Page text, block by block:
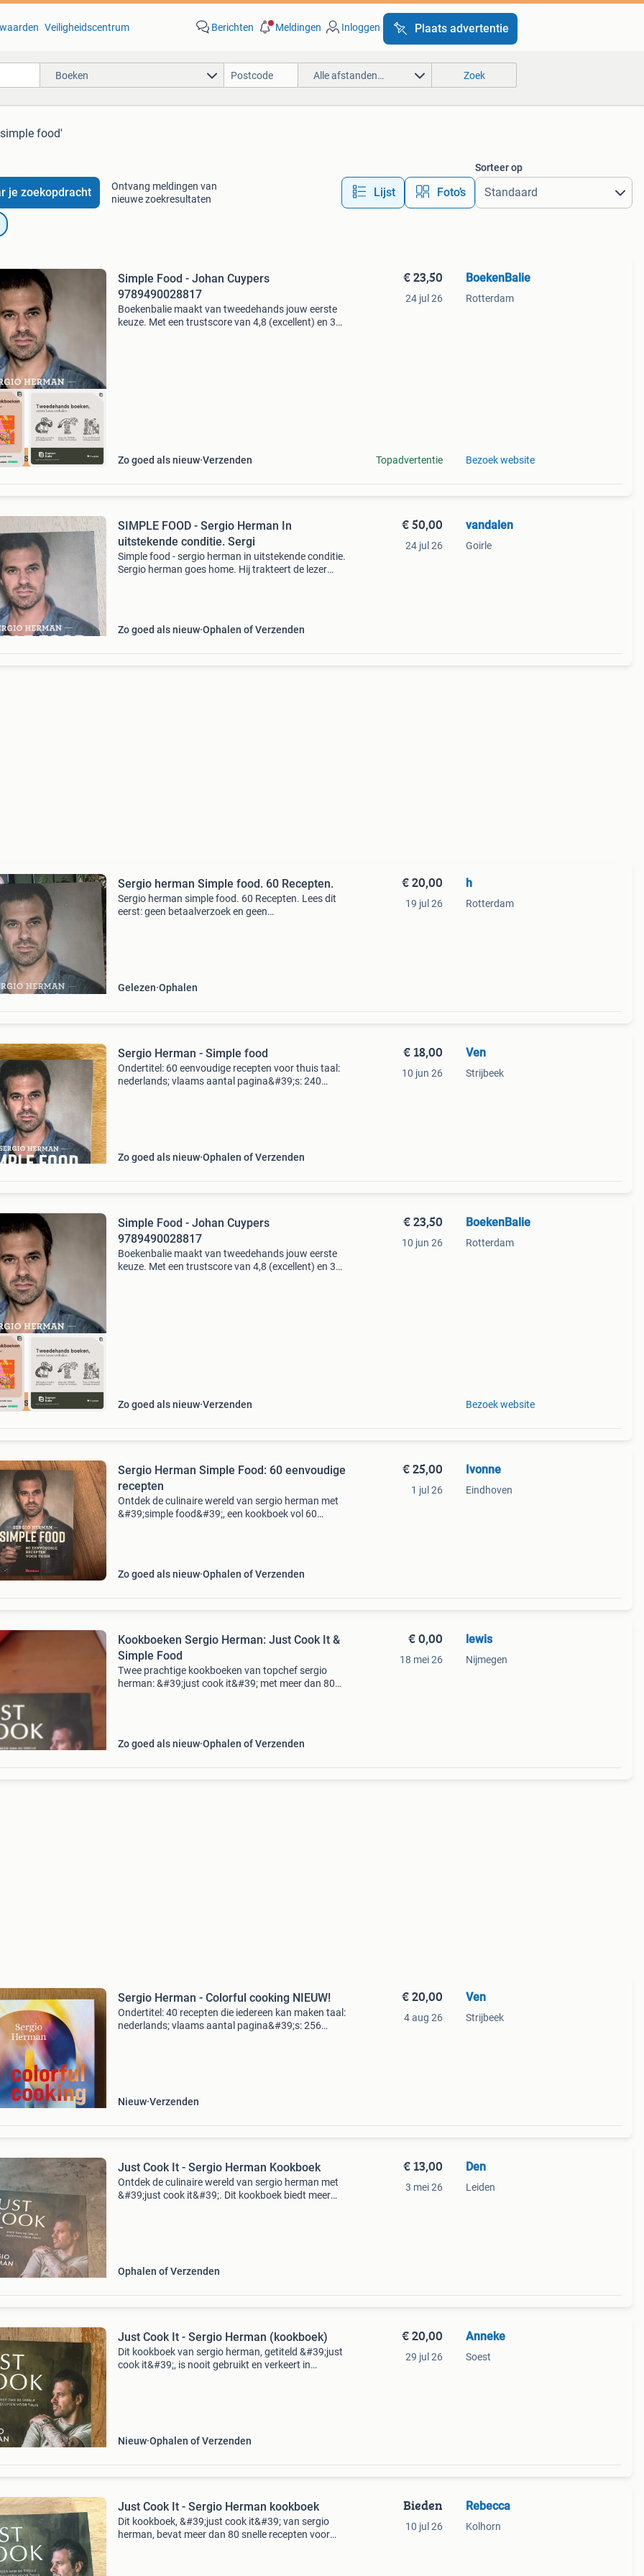
Veiligheidscentrum Berichten Meldingen Inloggen Plaats advertentie
Boeken Alle afstanden… Zoek
food'
je zoekopdracht
Ontvang meldingen van
nieuwe zoekresultaten
Lijst Foto’s
Sorteer op
prijs
Simple Food - Johan Cuypers
9789490028817
Boekenbalie maakt van tweedehands jouw eerste
keuze. Met een trustscore van 4,8 (excellent) en 30
Zo goed als nieuw Verzenden
€ 23,50
24 jul 26
Topadvertentie
BoekenBalie
Rotterdam
Bezoek website
SIMPLE FOOD - Sergio Herman In
uitstekende conditie. Sergi
Simple food - sergio herman in uitstekende conditie.
Sergio herman goes home. Hij trakteert de lezer
Zo goed als nieuw Ophalen of Verzenden
€ 50,00
24 jul 26
vandalen
Goirle
Sergio herman Simple food. 60 Recepten.
Sergio herman simple food. 60 Recepten. Lees dit
eerst: geen betaalverzoek en geen
Gelezen Ophalen
€ 20,00
19 jul 26
h
Rotterdam
Sergio Herman - Simple food
Ondertitel: 60 eenvoudige recepten voor thuis taal:
nederlands; vlaams aantal pagina&#39;s: 240
Zo goed als nieuw Ophalen of Verzenden
€ 18,00
10 jun 26
Ven
Strijbeek
prijs
Simple Food - Johan Cuypers
9789490028817
Boekenbalie maakt van tweedehands jouw eerste
keuze. Met een trustscore van 4,8 (excellent) en 30
Zo goed als nieuw Verzenden
€ 23,50
10 jun 26
BoekenBalie
Rotterdam
Bezoek website
Sergio Herman Simple Food: 60 eenvoudige
recepten
Ontdek de culinaire wereld van sergio herman met
&#39;simple food&#39;, een kookboek vol 60
Zo goed als nieuw Ophalen of Verzenden
€ 25,00
1 jul 26
Ivonne
Eindhoven
Kookboeken Sergio Herman: Just Cook It &
Simple Food
Twee prachtige kookboeken van topchef sergio
herman: &#39;just cook it&#39; met meer dan 80
Zo goed als nieuw Ophalen of Verzenden
€ 0,00
18 mei 26
lewis
Nijmegen
Sergio Herman - Colorful cooking NIEUW!
Ondertitel: 40 recepten die iedereen kan maken taal:
nederlands; vlaams aantal pagina&#39;s: 256
Nieuw Verzenden
€ 20,00
4 aug 26
Ven
Strijbeek
Just Cook It - Sergio Herman Kookboek
Ontdek de culinaire wereld van sergio herman met
&#39;just cook it&#39;. Dit kookboek biedt meer
Ophalen of Verzenden
€ 13,00
3 mei 26
Den
Leiden
Just Cook It - Sergio Herman (kookboek)
Dit kookboek van sergio herman, getiteld &#39;just
cook it&#39;, is nooit gebruikt en verkeert in
Nieuw Ophalen of Verzenden
€ 20,00
29 jul 26
Anneke
Soest
Just Cook It - Sergio Herman kookboek
Dit kookboek, &#39;just cook it&#39; van sergio
herman, bevat meer dan 80 snelle recepten voor
Bieden
10 jul 26
Rebecca
Kolhorn